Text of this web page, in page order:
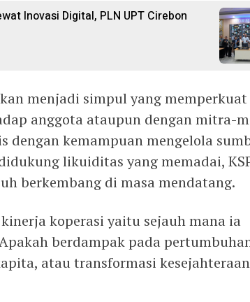
Inovasi Digital, PLN UPT Cirebon
menjadi simpul yang
anggota ataupun dengan mitra-
dengan kemampuan mengelola
likuiditas yang memadai,
berkembang di masa mendatang.
koperasi yaitu sejauh mana ia
berdampak pada
atau transformasi kesejahteraan